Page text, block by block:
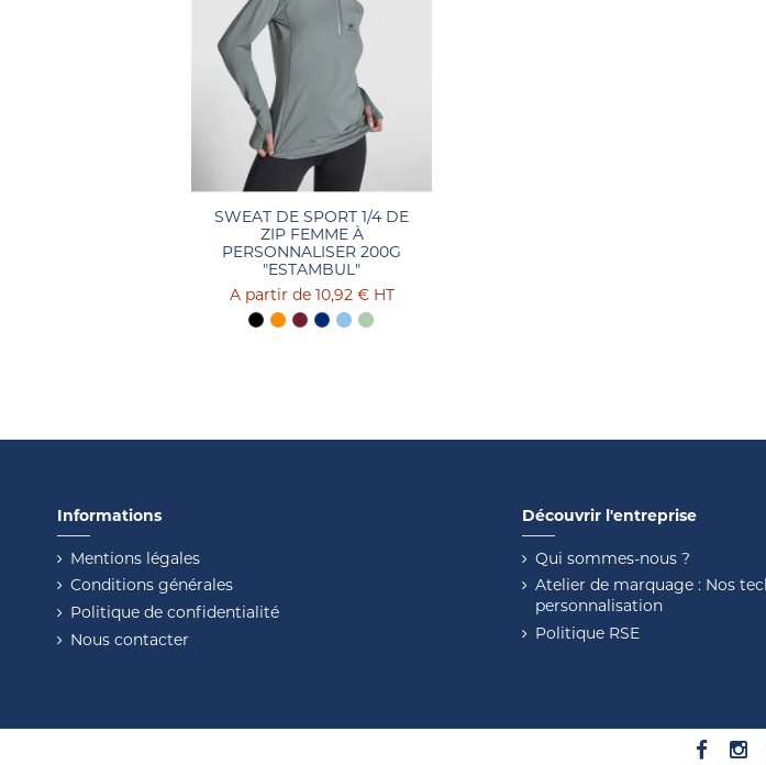
SWEAT DE SPORT 1/4 DE
ZIP FEMME À
PERSONNALISER 200G
"ESTAMBUL"
10,92 € HT
Informations
Mentions légales
Conditions générales
Politique de confidentialité
Nous contacter
Découvrir l'entreprise
Qui sommes-nous ?
Atelier de marquage : Nos
personnalisation
Politique RSE